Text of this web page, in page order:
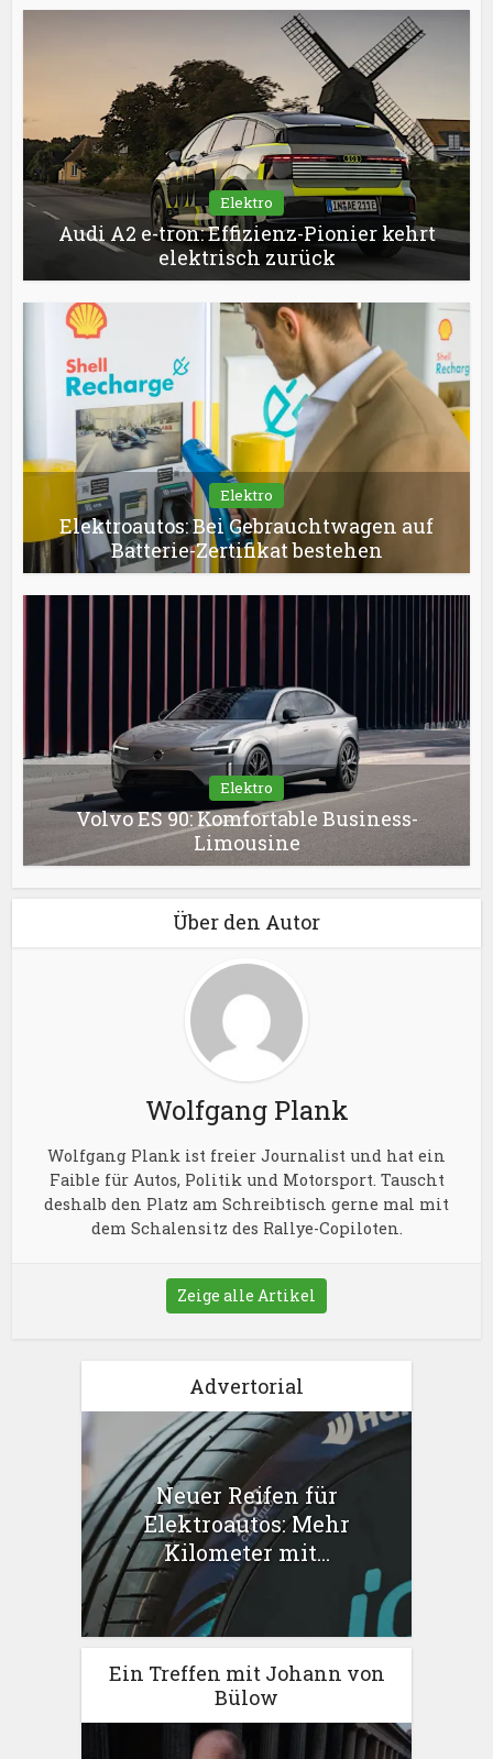
Elektro
Audi A2 e-tron: Effizienz-Pionier kehrt
elektrisch zurück
Elektro
Elektroautos: Bei Gebrauchtwagen auf
Batterie-Zertifikat bestehen
Elektro
Volvo ES 90: Komfortable Business-
Limousine
Über den Autor
Wolfgang Plank
Wolfgang Plank ist freier Journalist und hat ein
Faible für Autos, Politik und Motorsport. Tauscht
deshalb den Platz am Schreibtisch gerne mal mit
dem Schalensitz des Rallye-Copiloten.
Zeige alle Artikel
Advertorial
Neuer Reifen für
Elektroautos: Mehr
Kilometer mit...
Ein Treffen mit Johann von
Bülow